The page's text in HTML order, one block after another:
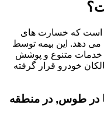
است که خسارت های
می دهد. این بیمه توسط
خدمات متنوع و پوشش
خودرو قرار گرفته
در طوس, در منطقه